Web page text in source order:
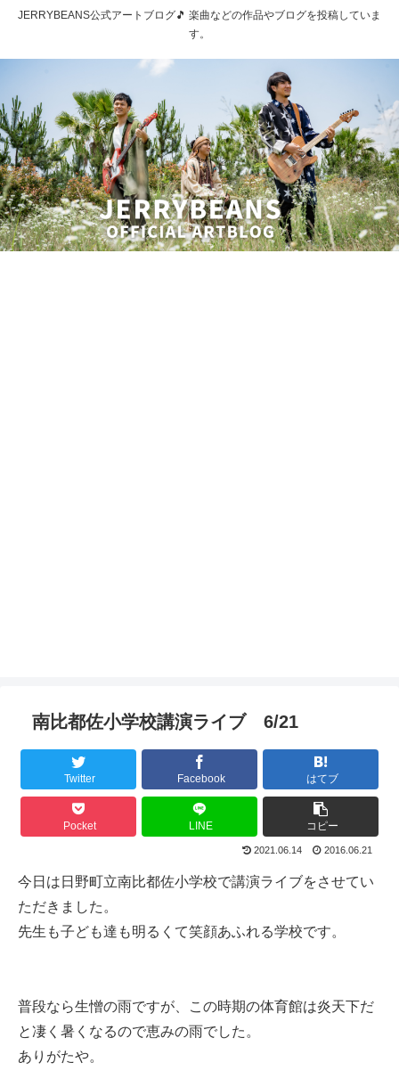
JERRYBEANS公式アートブログ🎵 楽曲などの作品やブログを投稿していま
す。
南比都佐小学校講演ライブ 6/21
Twitter Facebook はてブ
Pocket LINE コピー
2021.06.14 2016.06.21
今日は日野町立南比都佐小学校で講演ライブをさせてい
ただきました。
先生も子ども達も明るくて笑顔あふれる学校です。
普段なら生憎の雨ですが、この時期の体育館は炎天下だ
と凄く暑くなるので恵みの雨でした。
ありがたや。